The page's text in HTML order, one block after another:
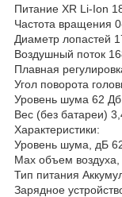
Питание XR Li-Ion
Частота вращения
Диаметр лопастей
Воздушный поток
Плавная
Угол поворота
Уровень шума 62 Дб
Вес (без батареи)
Характеристики:
Уровень шума, дБ
Max объем
Тип питания
Зарядное